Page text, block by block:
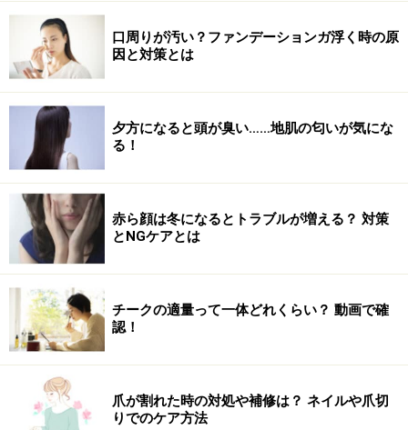
スカルプD ボーテ スカルプ クレンズ
お家でヘッドスパ！頭皮のデトックスで理想の頭皮環境
に導く！
シャンプー前の頭皮の汚れをクリアにして、理想的と言
われる22歳の皮脂バランスへ頭皮を導くクレンジング。
育毛しやすい頭皮環境にしていく。髪の分け目と生え際
に塗った後にマッサージしながら使用。メンソールでは
ない爽快感で気分もスッキリ。スカルプD ボーテ スカ
ルプ クレンズ 100g／アンファー
口周りが汚い？ファンデーションガ浮く時の原
因と対策とは
夕方になると頭が臭い……地肌の匂いが気にな
る！
赤ら顔は冬になるとトラブルが増える？ 対策
とNGケアとは
チークの適量って一体どれくらい？ 動画で確
認！
爪が割れた時の対処や補修は？ ネイルや爪切
りでのケア方法